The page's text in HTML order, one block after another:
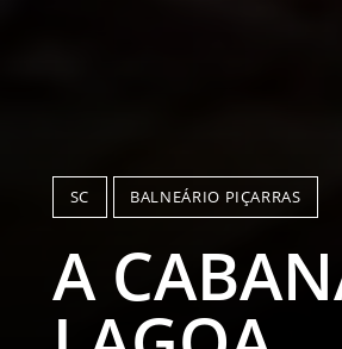
SC BALNEÁRIO PIÇARRAS
A